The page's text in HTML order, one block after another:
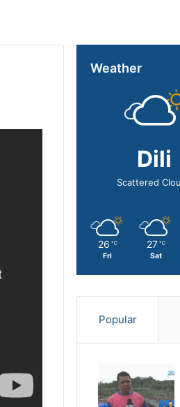
Weather
Dili
Scattered
26 ℃
Fri
27 ℃
Sat
Popular